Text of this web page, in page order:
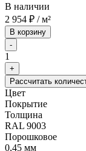
В наличии
2 954 ₽ / м²
В корзину
-
1
+
Рассчитать
Цвет
Покрытие
Толщина
RAL 9003
Порошковое
0,45 мм